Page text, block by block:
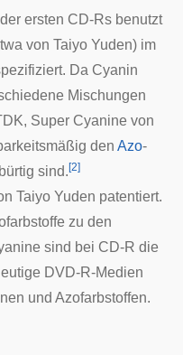
ersten CD-Rs benutzt
von Taiyo Yuden) im
Da Cyanin
Mischungen
, Super Cyanine von
den Azo-
sind. [2]
Taiyo Yuden patentiert.
zu den
sind bei CD-R die
DVD-R-Medien
und Azofarbstoffen.